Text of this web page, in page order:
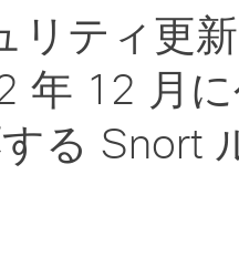
リティ更
年 12 月
る Snort